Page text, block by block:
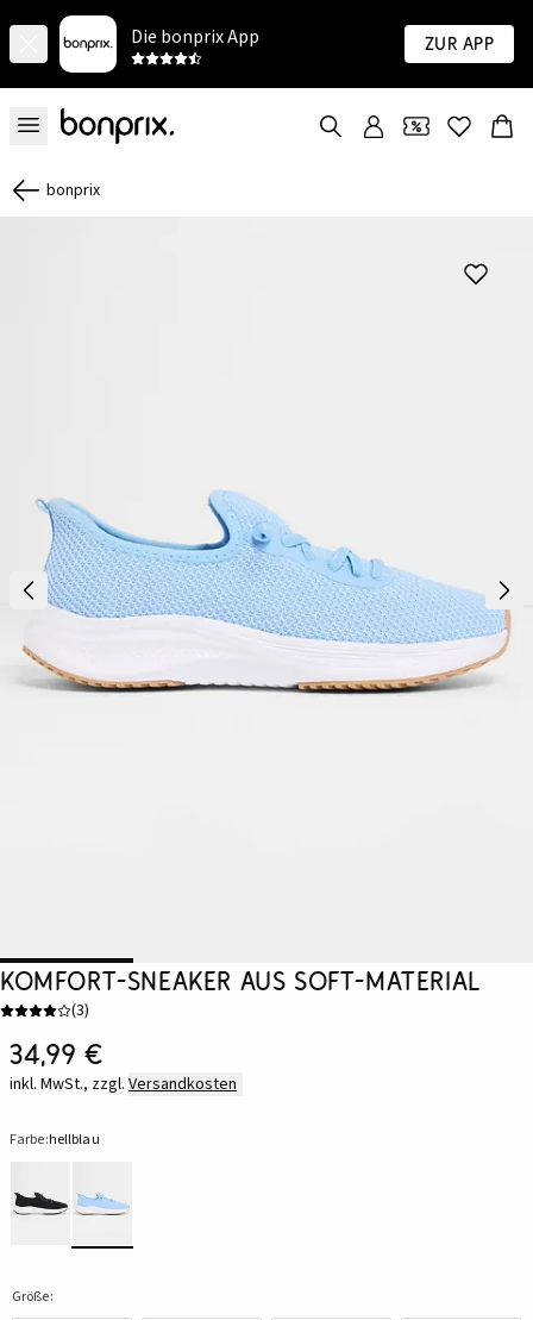
Die bonprix App Zur App
bonprix
Komfort-Sneaker aus Soft-Material
(3)
34,99 €
inkl. MwSt., zzgl. Versandkosten
Farbe:hellblau
Größe: